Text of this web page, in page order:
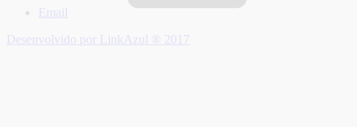
Email
Desenvolvido por LinkAzul ® 2017